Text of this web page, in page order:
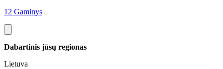
12 Gaminys
Dabartinis jūsų regionas
Lietuva